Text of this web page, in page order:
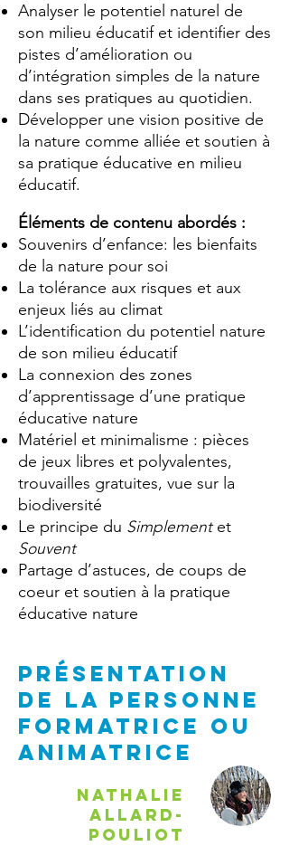
Analyser le potentiel naturel de
son milieu éducatif et identifier des
pistes d’amélioration ou
d’intégration simples de la nature
dans ses pratiques au quotidien.
Développer une vision positive de
la nature comme alliée et soutien à
sa pratique éducative en milieu
éducatif.
Éléments de contenu abordés :
Souvenirs d’enfance: les bienfaits
de la nature pour soi
La tolérance aux risques et aux
enjeux liés au climat
L’identification du potentiel nature
de son milieu éducatif
La connexion des zones
d’apprentissage d’une pratique
éducative nature
Matériel et minimalisme : pièces
de jeux libres et polyvalentes,
trouvailles gratuites, vue sur la
biodiversité
Le principe du Simplementet
Souvent
Partage d’astuces, de coups de
coeur et soutien à la pratique
éducative nature
PRÉSENTATION
DE la personne
formatrice ou
animatrice
Nathalie
Allard-
Pouliot